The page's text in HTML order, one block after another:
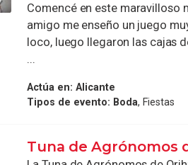
Comencé en este maravilloso
amigo me enseño un juego
loco, luego llegaron las cajas
...
Actúa en: Alicante
Tipos de evento: Boda, Fiestas
Tuna de Agrónomos